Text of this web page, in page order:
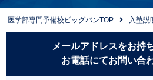
医学部専門予備校ビッグバンTOP 入塾説
メールアドレスをお持
お電話にてお問い合